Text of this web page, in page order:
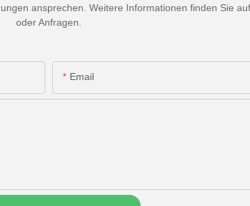
ansprechen. Weitere Informationen finden Sie
oder Anfragen.
Email